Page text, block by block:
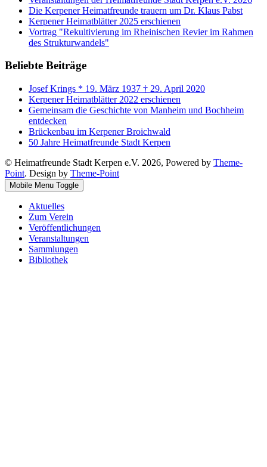
Die Kerpener Heimatfreunde trauern um Dr. Klaus Pabst
Kerpener Heimatblätter 2025 erschienen
Vortrag "Rekultivierung im Rheinischen Revier im Rahmen
des Strukturwandels"
Beliebte Beiträge
Josef Krings * 19. März 1937 † 29. April 2020
Kerpener Heimatblätter 2022 erschienen
Gemeinsam die Geschichte von Manheim und Bochheim
entdecken
Brückenbau im Kerpener Broichwald
50 Jahre Heimatfreunde Stadt Kerpen
© Heimatfreunde Stadt Kerpen e.V. 2026, Powered by Theme-
Point. Design by Theme-Point
Mobile Menu Toggle
Aktuelles
Zum Verein
Veröffentlichungen
Veranstaltungen
Sammlungen
Bibliothek